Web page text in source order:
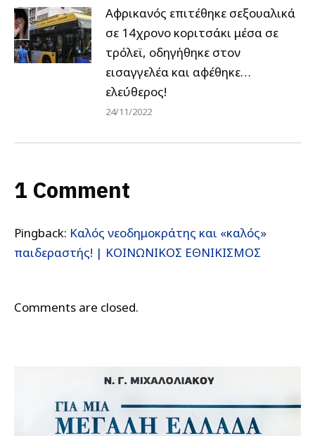
Αφρικανός επιτέθηκε σεξουαλικά
σε 14χρονο κοριτσάκι μέσα σε
τρόλεϊ, οδηγήθηκε στον
εισαγγελέα και αφέθηκε…
ελεύθερος!
24/11/2022
1 Comment
Pingback: Καλός νεοδημοκράτης και «καλός»
παιδεραστής! | ΚΟΙΝΩΝΙΚΟΣ ΕΘΝΙΚΙΣΜΟΣ
Comments are closed.